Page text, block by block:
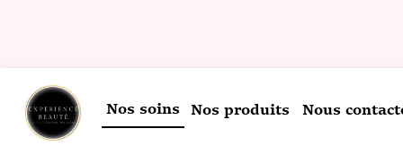
Nos soins Nos produits Nous